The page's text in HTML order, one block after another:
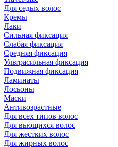
Для седых волос
Кремы
Лаки
Сильная фиксация
Слабая фиксация
Средняя фиксация
Ультрасильная фиксация
Подвижная фиксация
Ламинаты
Лосьоны
Маски
Антивозрастные
Для всех типов волос
Для вьющихся волос
Для жестких волос
Для жирных волос